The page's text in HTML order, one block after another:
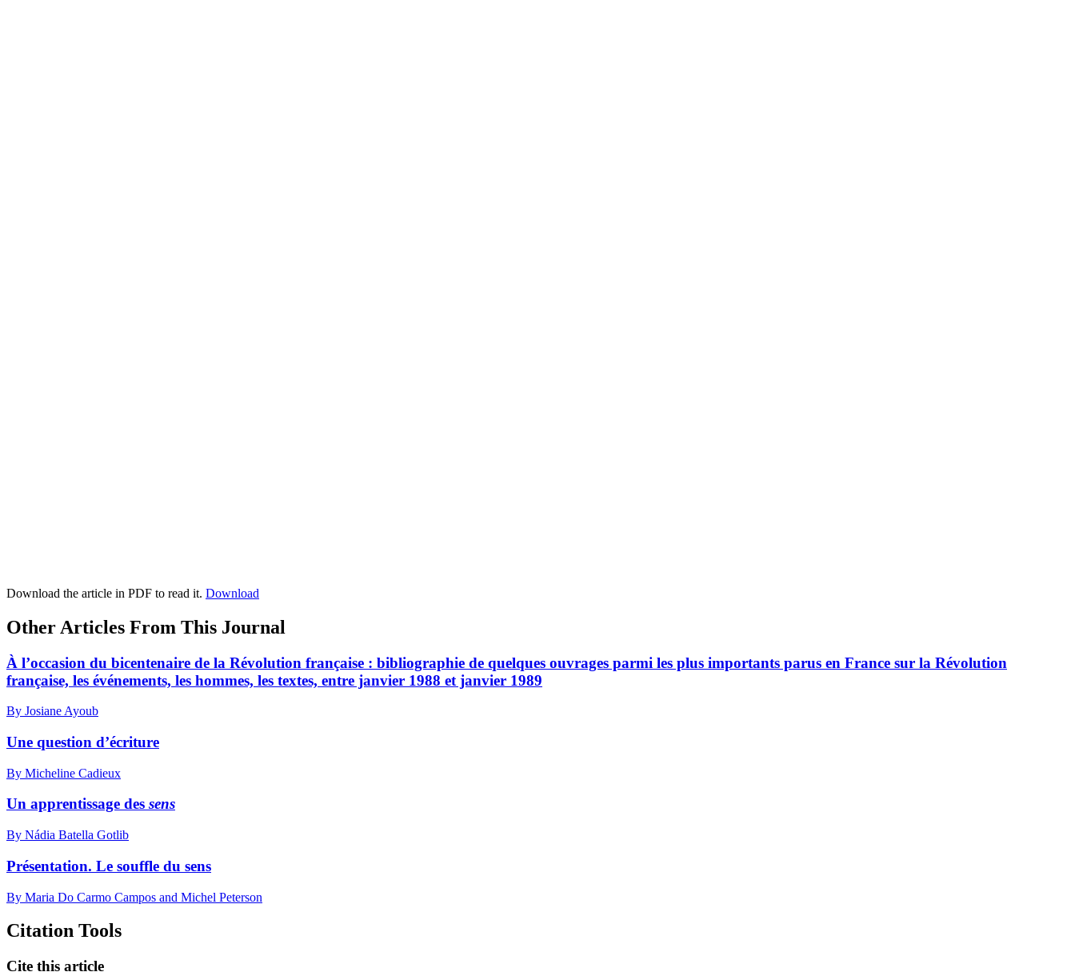
Download the article in PDF to read it. Download
Other Articles From This Journal
À l’occasion du bicentenaire de la Révolution française : bibliographie de quelques ouvrages parmi les plus importants parus en France sur la Révolution
française, les événements, les hommes, les textes, entre janvier 1988 et janvier 1989
By Josiane Ayoub
Une question d’écriture
By Micheline Cadieux
Un apprentissage des sens
By Nádia Batella Gotlib
Présentation. Le souffle du sens
By Maria Do Carmo Campos and Michel Peterson
Citation Tools
Cite this article